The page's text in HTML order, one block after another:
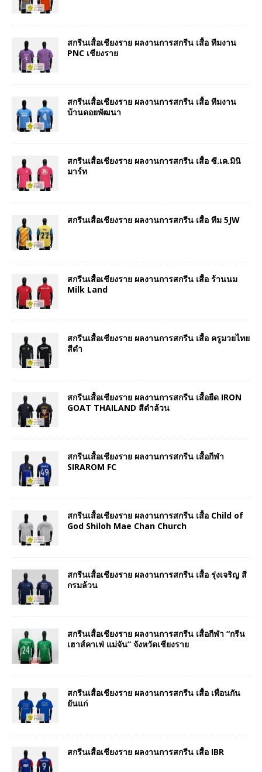
สกรีนเสื้อเชียงราย ผลงานการสกรีน เสื้อ ทีมงาน
PNC เชียงราย
สกรีนเสื้อเชียงราย ผลงานการสกรีน เสื้อ ทีมงาน
บ้านดอยพัฒนา
สกรีนเสื้อเชียงราย ผลงานการสกรีน เสื้อ ซี.เค.มินิ
มาร์ท
สกรีนเสื้อเชียงราย ผลงานการสกรีน เสื้อ ทีม 5JW
สกรีนเสื้อเชียงราย ผลงานการสกรีน เสื้อ ร้านนม
Milk Land
สกรีนเสื้อเชียงราย ผลงานการสกรีน เสื้อ ครูมวยไทย
สีดำ
สกรีนเสื้อเชียงราย ผลงานการสกรีน เสื้อยืด IRON
GOAT THAILAND สีดำล้วน
สกรีนเสื้อเชียงราย ผลงานการสกรีน เสื้อกีฬา
SIRAROM FC
สกรีนเสื้อเชียงราย ผลงานการสกรีน เสื้อ Child of
God Shiloh Mae Chan Church
สกรีนเสื้อเชียงราย ผลงานการสกรีน เสื้อ รุ่งเจริญ สี
กรมล้วน
สกรีนเสื้อเชียงราย ผลงานการสกรีน เสื้อกีฬา “กรีน
เฮาส์คาเฟ่ แม่จัน” จังหวัดเชียงราย
สกรีนเสื้อเชียงราย ผลงานการสกรีน เสื้อ เพื่อนกัน
ยันแก่
สกรีนเสื้อเชียงราย ผลงานการสกรีน เสื้อ IBR